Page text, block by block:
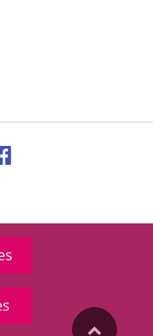
LINK
APPLICATION.
"Back